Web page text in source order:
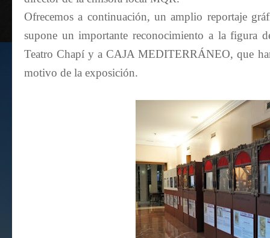
Ofrecemos a continuación, un amplio reportaje
supone un importante reconocimiento a la figura
Teatro Chapí y a CAJA MEDITERRÁNEO, que
motivo de la exposición.